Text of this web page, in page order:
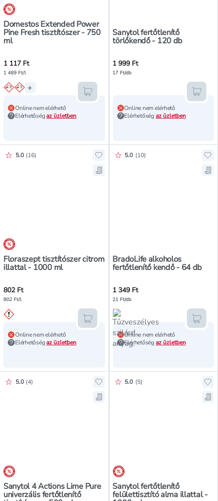
árréscsökkentés
Domestos Extended Power
Pine Fresh tisztítószer - 750
ml
1 117 Ft
1 489 Ft/l
Online nem elérhető
Elérhetőségaz üzletben
+
Kosárba teszem
Sanytol fertőtlenítő
törlőkendő - 120 db
1 999 Ft
17 Ft/db
Online nem elérhető
Elérhetőség az üzletben
árréscsökkentés
Floraszept tisztítószer citrom
illattal - 1000 ml
Értékelés pontszáma:
5.0 (16)
Hozzáadás a kedvencekhez,
Mentés a bevásárló listára,
802 Ft
802 Ft/l
Online nem elérhető
Elérhetőségaz üzletben
Kosárba teszem
BradoLife alkoholos
fertőtlenítő kendő - 64 db
Értékelés pontszáma:
5.0 (10)
1 349 Ft
21 Ft/db
Online nem elérhető
Elérhetőség az üzletben
árréscsökkentés
Sanytol 4 Actions Lime Pure
univerzális fertőtlenítő
Értékelés pontszáma:
5.0 (4)
Hozzáadás a kedvencekhez,
Mentés a bevásárló listára,
árréscsökkentés
Sanytol fertőtlenítő
felülettisztító alma illattal -
Értékelés pontszáma:
5.0 (5)